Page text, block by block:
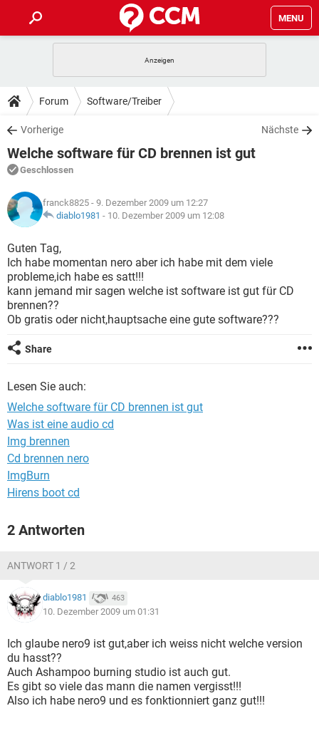
MENU
ANDROID IOS
WINDOWS 10
WHATSAPP TIKTOK
FACEBOOK
TIPPS & TRICKS
SPIELE
WINDOWS 10
WHATSAPP
FACEBOOK HARDWARE
DOWNLOADS
SPIELE STREAMING
ANDROID
WINDOWS 10 INSTAGRAM
WHATSAPP
FACEBOOK
FORUM
SPIELE
ANDROID IOS
WHATSAPP TIKTOK
FACEBOOK HARDWARE
LEXIKON
SPIELE
ANDROID
WINDOWS 10
WHATSAPP
FACEBOOK HARDWARE
Forum Software/Treiber
Vorherige Nächste
Welche software für CD brennen ist gut
Geschlossen
franck8825 - 9. Dezember 2009 um 12:27
diablo1981 - 10. Dezember 2009 um 12:08
Guten Tag,
Ich habe momentan nero aber ich habe mit dem viele
probleme,ich habe es satt!!!
kann jemand mir sagen welche ist software ist gut für CD
brennen??
Ob gratis oder nicht,hauptsache eine gute software???
Share
Lesen Sie auch:
Welche software für CD brennen ist gut
Was ist eine audio cd
Img brennen
Cd brennen nero
ImgBurn
Hirens boot cd
2 Antworten
ANTWORT 1 / 2
diablo1981 463
10. Dezember 2009 um 01:31
Ich glaube nero9 ist gut,aber ich weiss nicht welche version
du hasst??
Auch Ashampoo burning studio ist auch gut.
Es gibt so viele das mann die namen vergisst!!!
Also ich habe nero9 und es fonktionniert ganz gut!!!